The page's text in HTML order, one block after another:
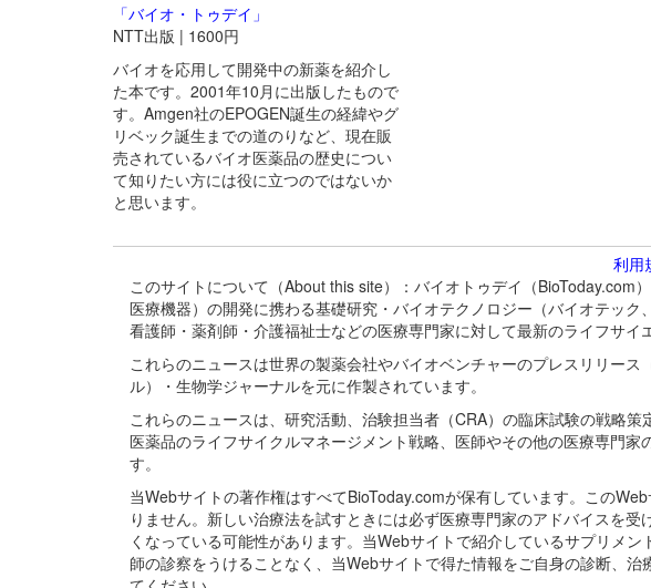
「バイオ・トゥデイ」
NTT出版 | 1600円
バイオを応用して開発中の新薬を紹介し
た本です。2001年10月に出版したもので
す。Amgen社のEPOGEN誕生の経緯やグ
リベック誕生までの道のりなど、現在販
売されているバイオ医薬品の歴史につい
て知りたい方には役に立つのではないか
と思います。
利用
このサイトについて（About this site）：バイオトゥデイ（BioToday.com
医療機器）の開発に携わる基礎研究・バイオテクノロジー（バイオテッ
看護師・薬剤師・介護福祉士などの医療専門家に対して最新のライフサイ
これらのニュースは世界の製薬会社やバイオベンチャーのプレスリリー
ル）・生物学ジャーナルを元に作製されています。
これらのニュースは、研究活動、治験担当者（CRA）の臨床試験の戦略
医薬品のライフサイクルマネージメント戦略、医師やその他の医療専門
す。
当Webサイトの著作権はすべてBioToday.comが保有しています。この
りません。新しい治療法を試すときには必ず医療専門家のアドバイスを
くなっている可能性があります。当Webサイトで紹介しているサプリメ
師の診察をうけることなく、当Webサイトで得た情報をご自身の診断、